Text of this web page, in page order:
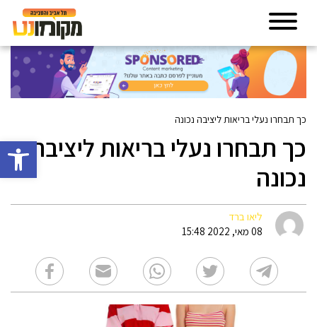
פתח
כך תבחרו נעלי בריאות ליציבה נכונה
כך תבחרו נעלי בריאות ליציבה
נכונה
ליאו ברד
08 מאי, 2022 15:48